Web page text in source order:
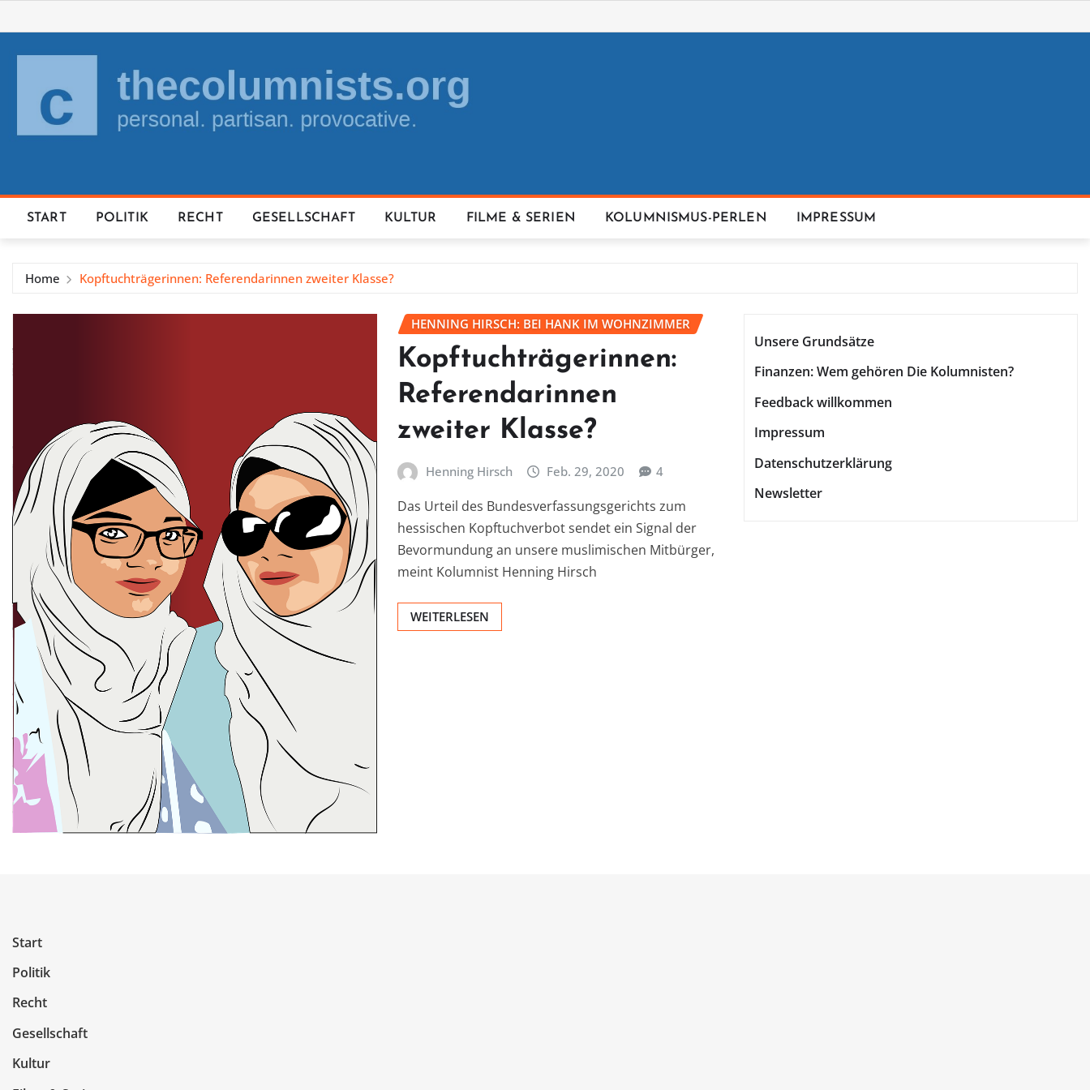
to
content
START POLITIK RECHT GESELLSCHAFT KULTUR FILME & SERIEN KOLUMNISMUS-PERLEN IMPRESSUM
Home Kopftuchträgerinnen: Referendarinnen zweiter Klasse?
HENNING HIRSCH: BEI HANK IM WOHNZIMMER
Kopftuchträgerinnen:
Referendarinnen
zweiter Klasse?
Henning Hirsch Feb. 29, 2020 4
Das Urteil des Bundesverfassungsgerichts zum
hessischen Kopftuchverbot sendet ein Signal der
Bevormundung an unsere muslimischen Mitbürger,
meint Kolumnist Henning Hirsch
WEITERLESEN
Unsere Grundsätze
Finanzen: Wem gehören Die Kolumnisten?
Feedback willkommen
Impressum
Datenschutzerklärung
Newsletter
Start
Politik
Recht
Gesellschaft
Kultur